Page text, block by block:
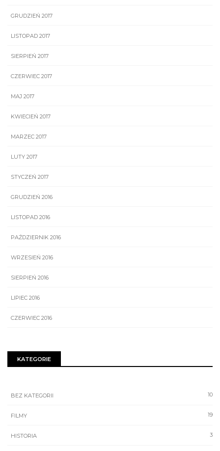
GRUDZIEŃ 2017
LISTOPAD 2017
SIERPIEŃ 2017
CZERWIEC 2017
MAJ 2017
KWIECIEŃ 2017
MARZEC 2017
LUTY 2017
STYCZEŃ 2017
GRUDZIEŃ 2016
LISTOPAD 2016
PAŹDZIERNIK 2016
WRZESIEŃ 2016
SIERPIEŃ 2016
LIPIEC 2016
CZERWIEC 2016
KATEGORIE
10
BEZ KATEGORII
19
FILMY
3
HISTORIA